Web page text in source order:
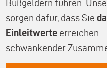
Bußgeldern führen.
sorgen dafür, dass Sie
Einleitwerte erreichen
schwankender